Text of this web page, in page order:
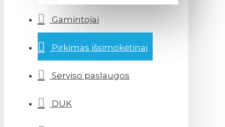
Gamintojai
Pirkimas išsimokėtinai
Serviso paslaugos
DUK